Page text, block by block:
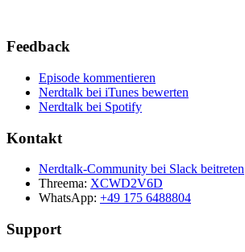
Feedback
Episode kommentieren
Nerdtalk bei iTunes bewerten
Nerdtalk bei Spotify
Kontakt
Nerdtalk-Community bei Slack beitreten
Threema: XCWD2V6D
WhatsApp: +49 175 6488804
Support